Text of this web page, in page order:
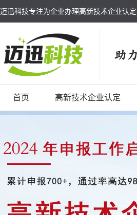
迈迅科技专注为企业办理高新技术企业认
首页 高新技术企业认定